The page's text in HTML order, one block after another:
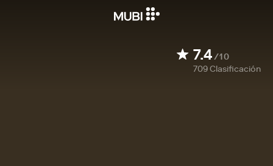
7.4/10
709Clasificación